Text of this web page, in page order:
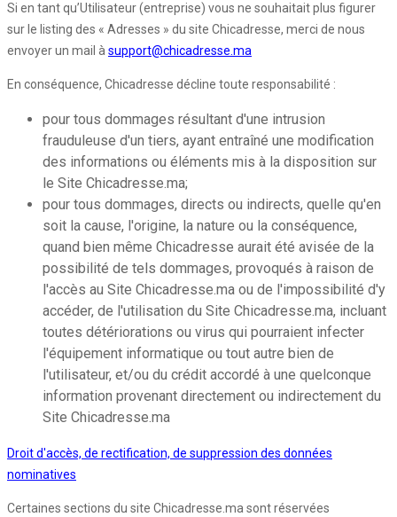
Si en tant qu’Utilisateur (entreprise) vous ne souhaitait plus figurer
sur le listing des « Adresses » du site Chicadresse, merci de nous
envoyer un mail àsupport@chicadresse.ma
En conséquence, Chicadresse décline toute responsabilité :
pour tous dommages résultant d'une intrusion
frauduleuse d'un tiers, ayant entraîné une modification
des informations ou éléments mis à la disposition sur
le Site Chicadresse.ma;
pour tous dommages, directs ou indirects, quelle qu'en
soit la cause, l'origine, la nature ou la conséquence,
quand bien même Chicadresse aurait été avisée de la
possibilité de tels dommages, provoqués à raison de
l'accès au Site Chicadresse.ma ou de l'impossibilité d'y
accéder, de l'utilisation du Site Chicadresse.ma, incluant
toutes détériorations ou virus qui pourraient infecter
l'équipement informatique ou tout autre bien de
l'utilisateur, et/ou du crédit accordé à une quelconque
information provenant directement ou indirectement du
Site Chicadresse.ma
Droit d'accès, de rectification, de suppression des données
nominatives
Certaines sections du site Chicadresse.ma sont réservées